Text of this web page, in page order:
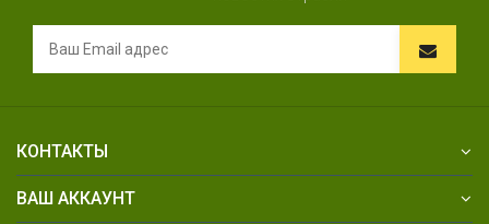
КОНТАКТЫ
ВАШ АККАУНТ